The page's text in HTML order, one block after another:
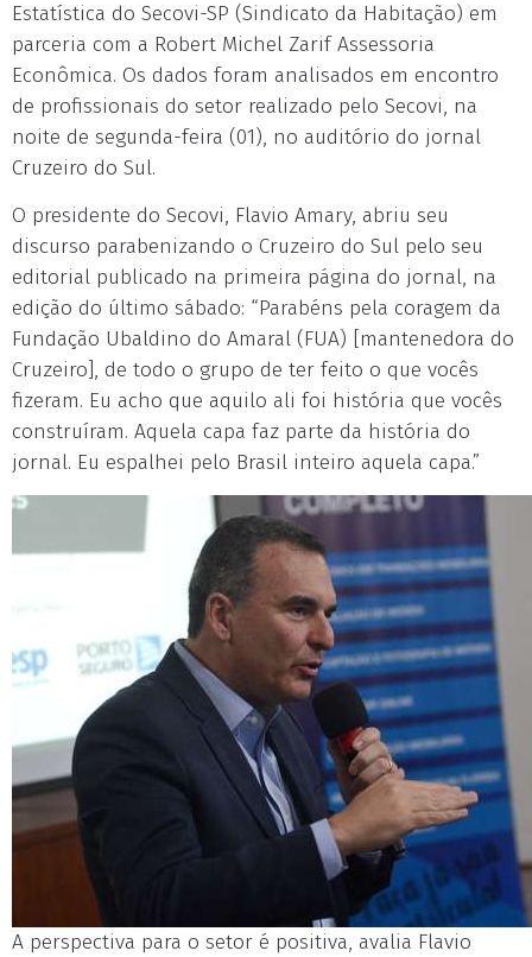
Estatística do Secovi-SP (Sindicato da Habitação) em
parceria com a Robert Michel Zarif Assessoria
Econômica. Os dados foram analisados em encontro
de profissionais do setor realizado pelo Secovi, na
noite de segunda-feira (01), no auditório do jornal
Cruzeiro do Sul.
O presidente do Secovi, Flavio Amary, abriu seu
discurso parabenizando o Cruzeiro do Sul pelo seu
editorial publicado na primeira página do jornal, na
edição do último sábado: “Parabéns pela coragem da
Fundação Ubaldino do Amaral (FUA) [mantenedora do
Cruzeiro], de todo o grupo de ter feito o que vocês
fizeram. Eu acho que aquilo ali foi história que vocês
construíram. Aquela capa faz parte da história do
jornal. Eu espalhei pelo Brasil inteiro aquela capa.”
A perspectiva para o setor é positiva, avalia Flavio